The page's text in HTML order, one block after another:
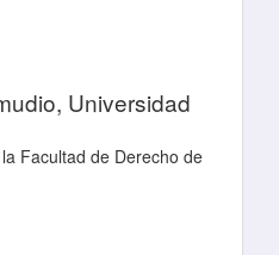
Universidad
Facultad de Derecho de